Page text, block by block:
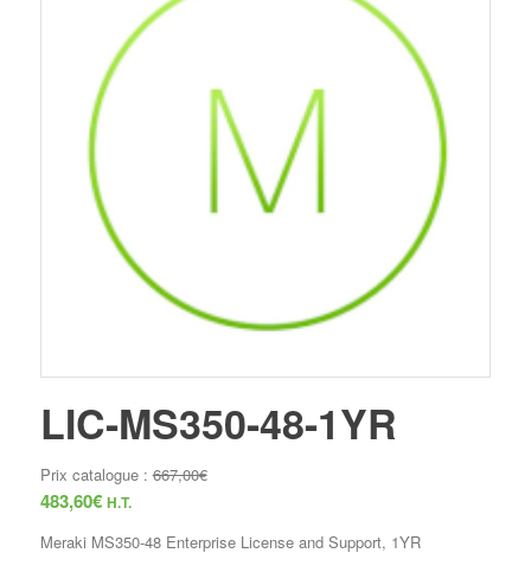
LIC-MS350-48-1YR
Prix catalogue :667,00€
483,60€ H.T.
Meraki MS350-48 Enterprise License and Support, 1YR